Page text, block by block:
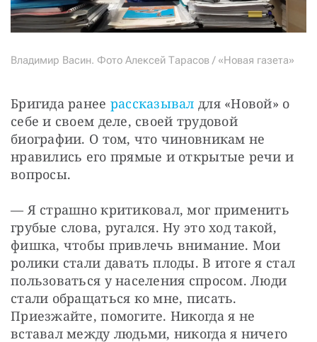
Владимир Васин. Фото Алексей Тарасов / «Новая газета»
Бригида ранее рассказывал для «Новой» о
себе и своем деле, своей трудовой
биографии. О том, что чиновникам не
нравились его прямые и открытые речи и
вопросы.
— Я страшно критиковал, мог применить
грубые слова, ругался. Ну это ход такой,
фишка, чтобы привлечь внимание. Мои
ролики стали давать плоды. В итоге я стал
пользоваться у населения спросом. Люди
стали обращаться ко мне, писать.
Приезжайте, помогите. Никогда я не
вставал между людьми, никогда я ничего